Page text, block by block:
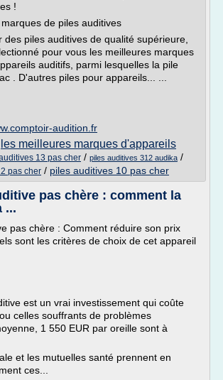
!
de piles auditives
des piles auditives de qualité supérieure,
pour vous les meilleures marques
auditifs, parmi lesquelles la pile
. D'autres piles pour appareils... ...
audition.fr
les meilleures marques d'appareils
13 pas cher / piles auditives 312 audika /
pas cher / piles auditives 10 pas cher
pas chère : comment la
...
pas chère : Comment réduire son prix
sont les critères de choix de cet appareil
est un vrai investissement qui coûte
celles souffrants de problèmes
1 550 EUR par oreille sont à
et les mutuelles santé prennent en
ces...